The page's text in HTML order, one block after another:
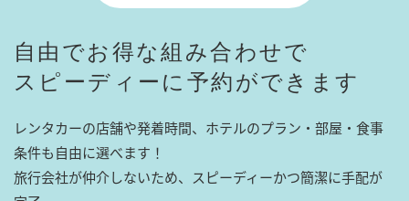
自由でお得な組み合わせで
スピーディーに予約ができます
レンタカーの店舗や発着時間、ホテルのプラン・部屋・食事
条件も自由に選べます！
旅行会社が仲介しないため、スピーディーかつ簡潔に手配が